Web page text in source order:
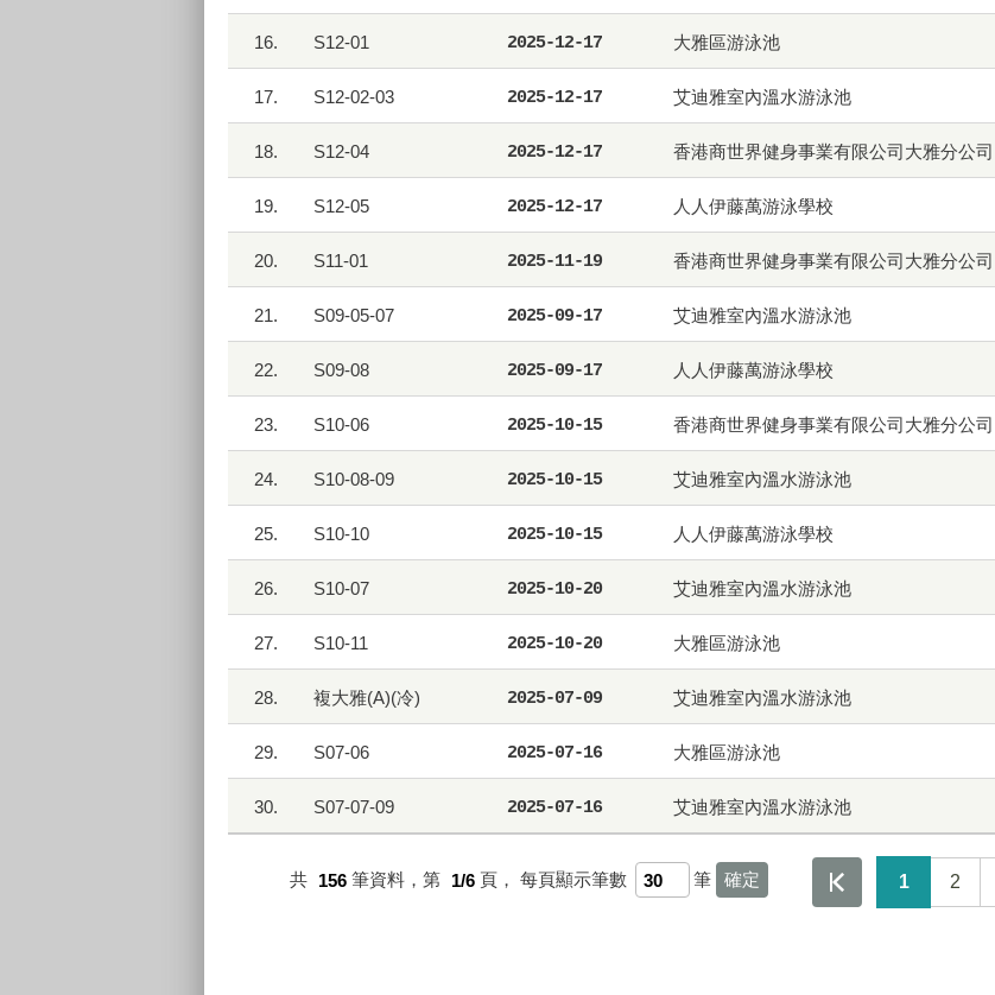
16. S12-01 2025-12-17 大雅區游泳池
17. S12-02-03 2025-12-17 艾迪雅室內溫水游泳池
18. S12-04 2025-12-17 香港商世界健身事業有限公司大雅分公司
19. S12-05 2025-12-17 人人伊藤萬游泳學校
20. S11-01 2025-11-19 香港商世界健身事業有限公司大雅分公司
21. S09-05-07 2025-09-17 艾迪雅室內溫水游泳池
22. S09-08 2025-09-17 人人伊藤萬游泳學校
23. S10-06 2025-10-15 香港商世界健身事業有限公司大雅分公司
24. S10-08-09 2025-10-15 艾迪雅室內溫水游泳池
25. S10-10 2025-10-15 人人伊藤萬游泳學校
26. S10-07 2025-10-20 艾迪雅室內溫水游泳池
27. S10-11 2025-10-20 大雅區游泳池
28. 複大雅(A)(冷) 2025-07-09 艾迪雅室內溫水游泳池
29. S07-06 2025-07-16 大雅區游泳池
30. S07-07-09 2025-07-16 艾迪雅室內溫水游泳池
共 156 筆資料，第 1/6 頁， 每頁顯示筆數 筆 1 2